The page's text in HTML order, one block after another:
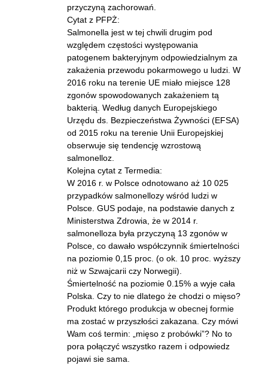
przyczyną zachorowań.
Cytat z PFPŻ:
Salmonella jest w tej chwili drugim pod
względem częstości występowania
patogenem bakteryjnym odpowiedzialnym za
zakażenia przewodu pokarmowego u ludzi. W
2016 roku na terenie UE miało miejsce 128
zgonów spowodowanych zakażeniem tą
bakterią. Według danych Europejskiego
Urzędu ds. Bezpieczeństwa Żywności (EFSA)
od 2015 roku na terenie Unii Europejskiej
obserwuje się tendencję wzrostową
salmonelloz.
Kolejna cytat z Termedia:
W 2016 r. w Polsce odnotowano aż 10 025
przypadków salmonellozy wśród ludzi w
Polsce. GUS podaje, na podstawie danych z
Ministerstwa Zdrowia, że w 2014 r.
salmonelloza była przyczyną 13 zgonów w
Polsce, co dawało współczynnik śmiertelności
na poziomie 0,15 proc. (o ok. 10 proc. wyższy
niż w Szwajcarii czy Norwegii).
Śmiertelność na poziomie 0.15% a wyje cała
Polska. Czy to nie dlatego że chodzi o mięso?
Produkt którego produkcja w obecnej formie
ma zostać w przyszłości zakazana. Czy mówi
Wam coś termin: „mięso z probówki”? No to
pora połączyć wszystko razem i odpowiedz
pojawi sie sama.